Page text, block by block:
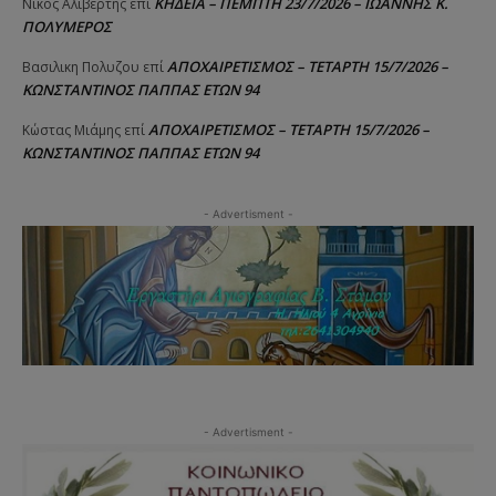
Νίκος Αλιβερτης επί
ΠΟΛΥΜΕΡΟΣ
Βασιλικη Πολυζου επίΑΠΟΧΑΙΡΕΤΙΣΜΟΣ – ΤΕΤΑΡΤΗ 15/7/2026 –
ΚΩΝΣΤΑΝΤΙΝΟΣ ΠΑΠΠΑΣ ΕΤΩΝ 94
Κώστας Μιάμης επίΑΠΟΧΑΙΡΕΤΙΣΜΟΣ – ΤΕΤΑΡΤΗ 15/7/2026 –
ΚΩΝΣΤΑΝΤΙΝΟΣ ΠΑΠΠΑΣ ΕΤΩΝ 94
- Advertisment -
- Advertisment -